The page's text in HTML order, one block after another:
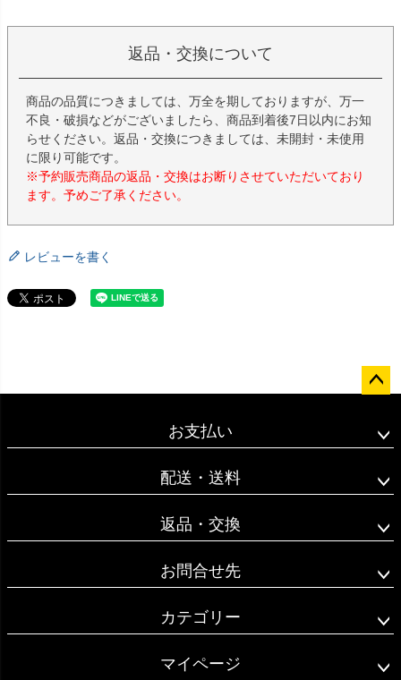
返品・交換について
商品の品質につきましては、万全を期しておりますが、万一
不良・破損などがございましたら、商品到着後7日以内にお知
らせください。返品・交換につきましては、未開封・未使用
に限り可能です。
※予約販売商品の返品・交換はお断りさせていただいており
ます。予めご了承ください。
レビューを書く
ップ
お支払い
配送・送料
返品・交換
お問合せ先
カテゴリー
マイページ